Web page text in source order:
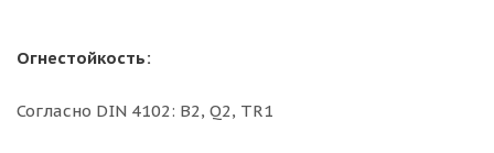
Огнестойкость:
Согласно DIN 4102: B2, Q2, TR1